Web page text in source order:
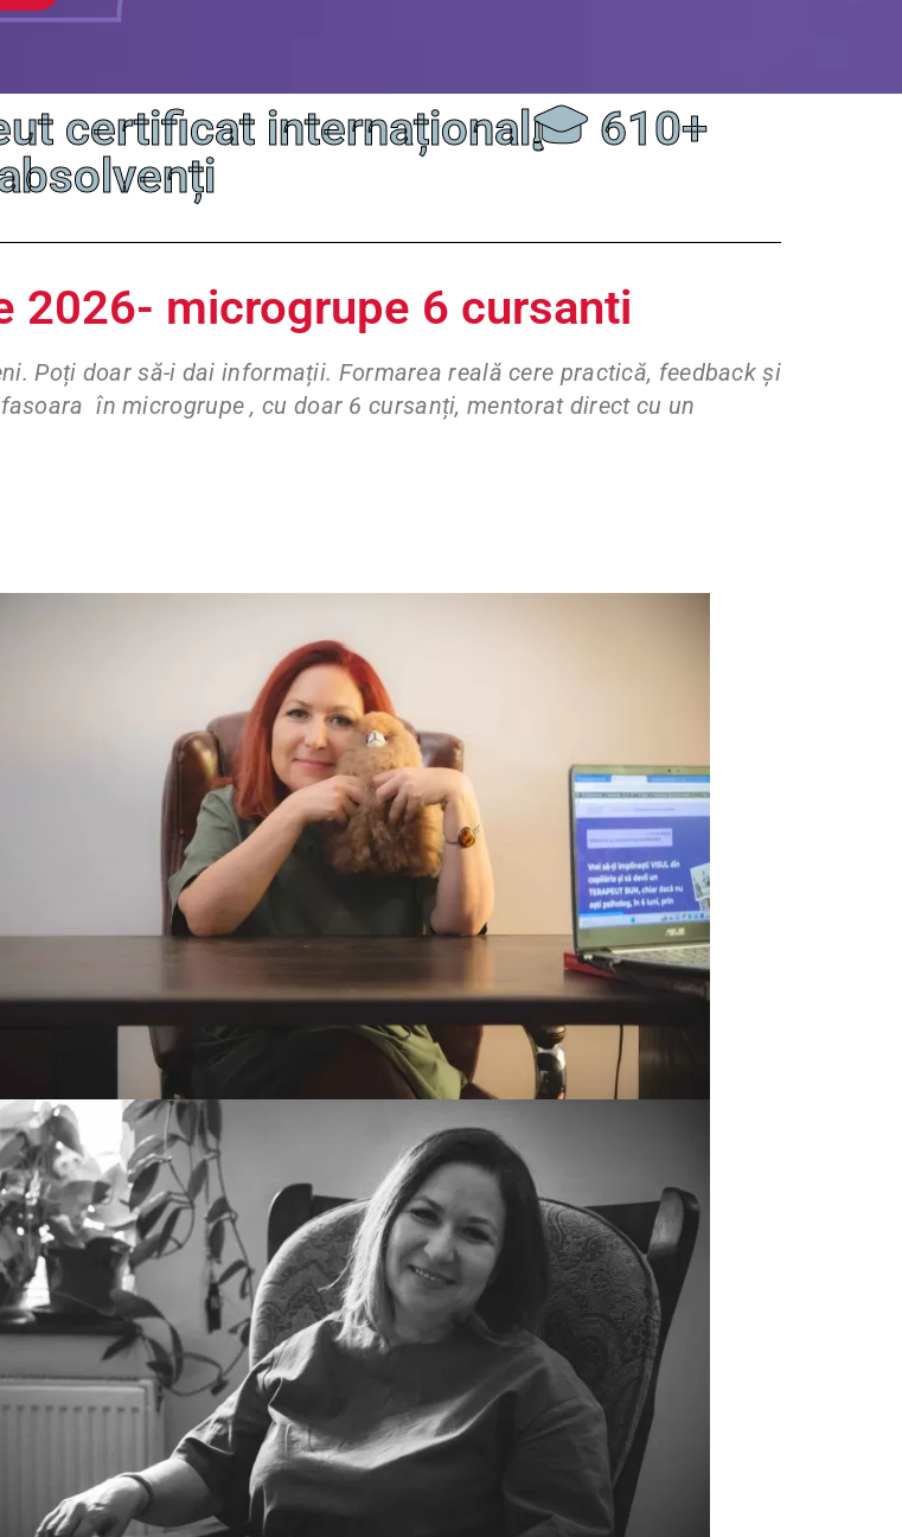
certificat internațional🎓 610+
2026- microgrupe 6 cursanti
Poți doar să-i dai informații. Formarea reală cere practică, feedback și
în microgrupe , cu doar 6 cursanți, mentorat direct cu un